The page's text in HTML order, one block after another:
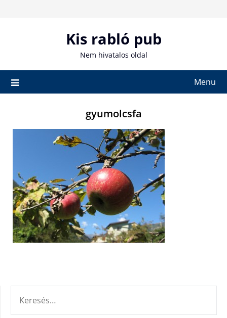
Kis rabló pub
Nem hivatalos oldal
Menu
gyumolcsfa